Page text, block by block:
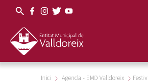
Inici Agenda - EMD Valldoreix